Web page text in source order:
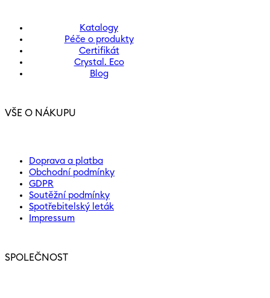
Katalogy
Péče o produkty
Certifikát
Crystal. Eco
Blog
VŠE O NÁKUPU
Doprava a platba
Obchodní podmínky
GDPR
Soutěžní podmínky
Spotřebitelský leták
Impressum
SPOLEČNOST